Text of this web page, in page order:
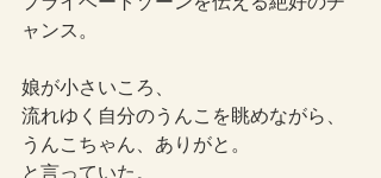
ャンス。
娘が小さいころ、
流れゆく自分のうんこを眺めながら、
うんこちゃん、ありがと。
と言っていた。